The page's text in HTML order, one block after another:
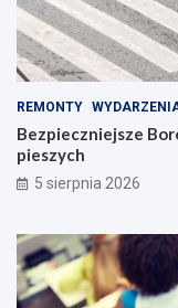
REMONTY
Bezpieczniejsze
pieszych
5 sierpnia 2026